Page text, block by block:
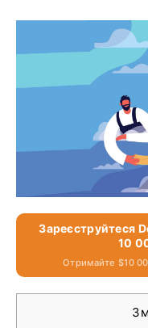
Зареєструйтеся
10
Отримайте $10